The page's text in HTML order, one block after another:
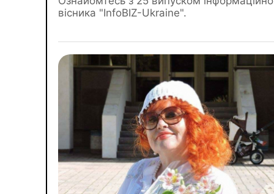
вісника "InfoBIZ-Ukraine".